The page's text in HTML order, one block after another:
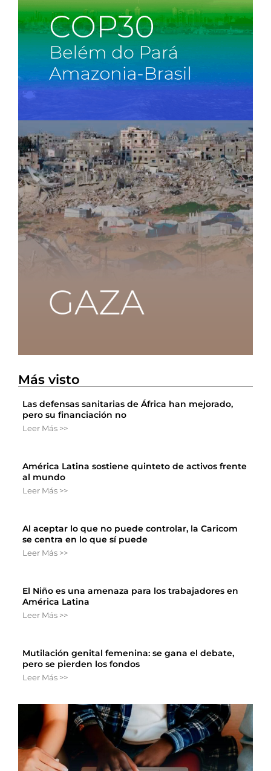
Más visto
Las defensas sanitarias de África han mejorado,
pero su financiación no
Leer Más >>
América Latina sostiene quinteto de activos frente
al mundo
Leer Más >>
Al aceptar lo que no puede controlar, la Caricom
se centra en lo que sí puede
Leer Más >>
El Niño es una amenaza para los trabajadores en
América Latina
Leer Más >>
Mutilación genital femenina: se gana el debate,
pero se pierden los fondos
Leer Más >>